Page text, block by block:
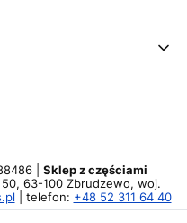
| Sklep z częściami
50, 63-100 Zbrudzewo, woj.
| telefon: +48 52 311 64 40